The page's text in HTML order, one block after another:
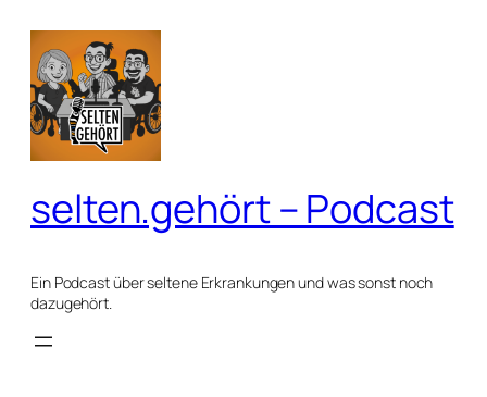
selten.gehört – Podcast
Ein Podcast über seltene Erkrankungen und was sonst noch
dazugehört.